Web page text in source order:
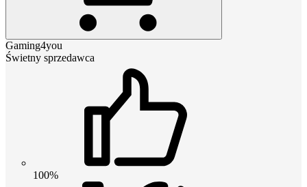
Gaming4you
Świetny sprzedawca
100%